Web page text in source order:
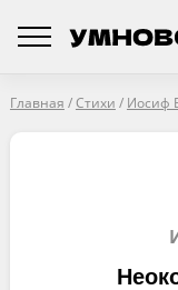
Главная /Стихи / Иосиф